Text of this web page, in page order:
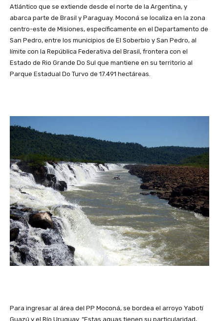
Atlántico que se extiende desde el norte de la Argentina, y
abarca parte de Brasil y Paraguay. Moconá se localiza en la zona
centro-este de Misiones, específicamente en el Departamento de
San Pedro, entre los municipios de El Soberbio y San Pedro, al
límite con la República Federativa del Brasil, frontera con el
Estado de Rio Grande Do Sul que mantiene en su territorio al
Parque Estadual Do Turvo de 17.491 hectáreas.
Para ingresar al área del PP Moconá, se bordea el arroyo Yabotí
Guazú y el Río Uruguay. “Estas aguas tienen su particularidad,